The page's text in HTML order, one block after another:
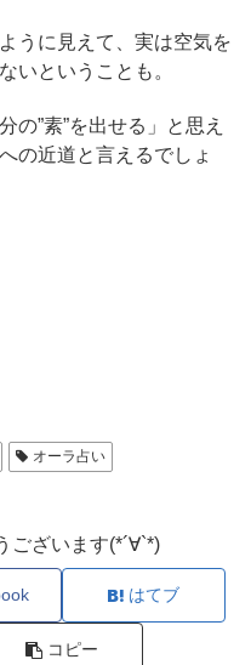
うに見えて、実は空気を
いということも。
の”素”を出せる」と思え
の近道と言えるでしょ
オーラ占い
ございます(*´∀`*)
はてブ
コピー